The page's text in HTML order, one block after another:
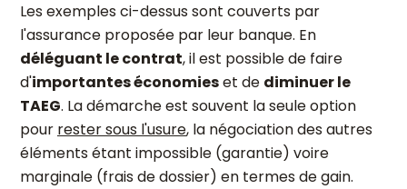
Les exemples ci-dessus sont couverts par
l'assurance proposée par leur banque. En
déléguant le contrat, il est possible de faire
d'importantes économieset de diminuer le
TAEG. La démarche est souvent la seule option
pour rester sous l'usure, la négociation des autres
éléments étant impossible (garantie) voire
marginale (frais de dossier) en termes de gain.